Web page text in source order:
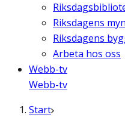
Riksdagens
Riksdagens
Arbeta hos oss
Webb-tv
Webb-tv
Start